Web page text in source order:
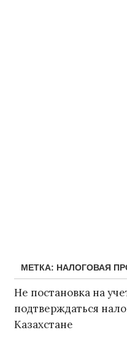
МЕТКА: НАЛОГОВАЯ
Не постановка на
подтверждаться
Казахстане